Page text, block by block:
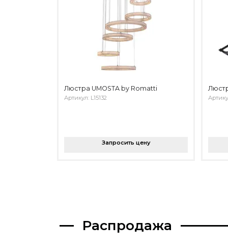
Люстра UMOSTA by Romatti
Артикул: L15132
Запросить цену
Распродажа